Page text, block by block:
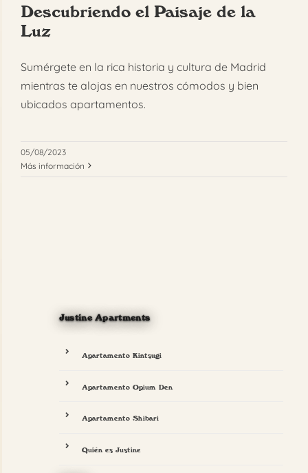
FAQ
Descubriendo el Paisaje de la
Luz
Sumérgete en la rica historia y cultura de Madrid
mientras te alojas en nuestros cómodos y bien
ubicados apartamentos.
05/08/2023
Más información
Justine Apartments
Apartamento Kintsugi
Apartamento Opium Den
Apartamento Shibari
Quién es Justine